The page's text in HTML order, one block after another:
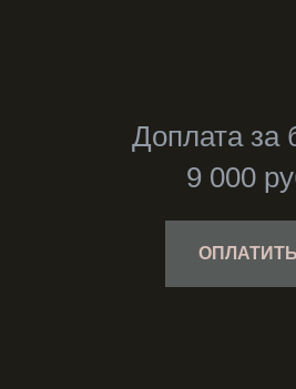
Доплата за
9 000
ОПЛАТИТЬ